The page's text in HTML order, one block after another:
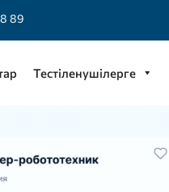
89
Тестіленушілерге